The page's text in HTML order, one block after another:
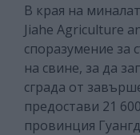
В края на
Jiahe Agriculture
споразумение за
на свине, за да
сграда от
предостави 21
провинция